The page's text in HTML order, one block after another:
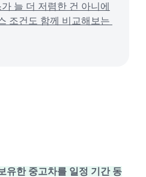
늘 더 저렴한 건 아니에
조건도 함께 비교해보는
유한 중고차를 일정 기간 동